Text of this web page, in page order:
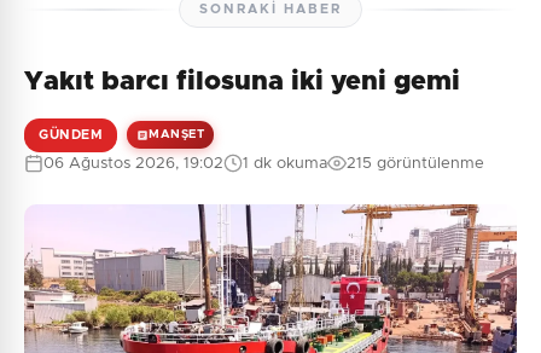
SONRAKI HABER
Yakıt barcı filosuna iki yeni gemi
GÜNDEM MANŞET
06 Ağustos 2026, 19:02 1 dk okuma 215 görüntülenme